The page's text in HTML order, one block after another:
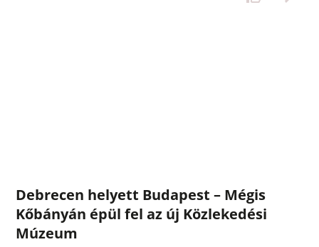
Debrecen helyett Budapest – Mégis
Kőbányán épül fel az új Közlekedési
Múzeum